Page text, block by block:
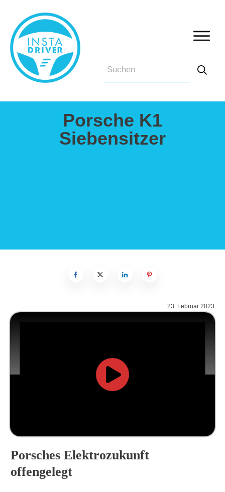
Porsche K1
Siebensitzer
23. Februar 2023
Porsches Elektrozukunft
offengelegt